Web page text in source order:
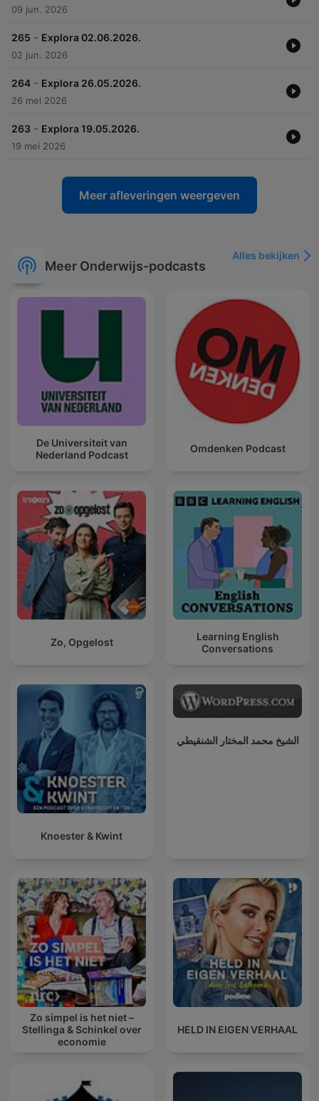
09 jun. 2026
265 - Explora 02.06.2026.
02 jun. 2026
264 - Explora 26.05.2026.
26 mei 2026
263 - Explora 19.05.2026.
19 mei 2026
Meer afleveringen weergeven
Meer Onderwijs-podcasts
Alles bekijken
De Universiteit van
Nederland Podcast
Omdenken Podcast
Zo, Opgelost
Learning English
Conversations
Knoester & Kwint
الشيخ محمد المختار الشنقيطي
Zo simpel is het niet –
Stellinga & Schinkel over
economie
HELD IN EIGEN VERHAAL